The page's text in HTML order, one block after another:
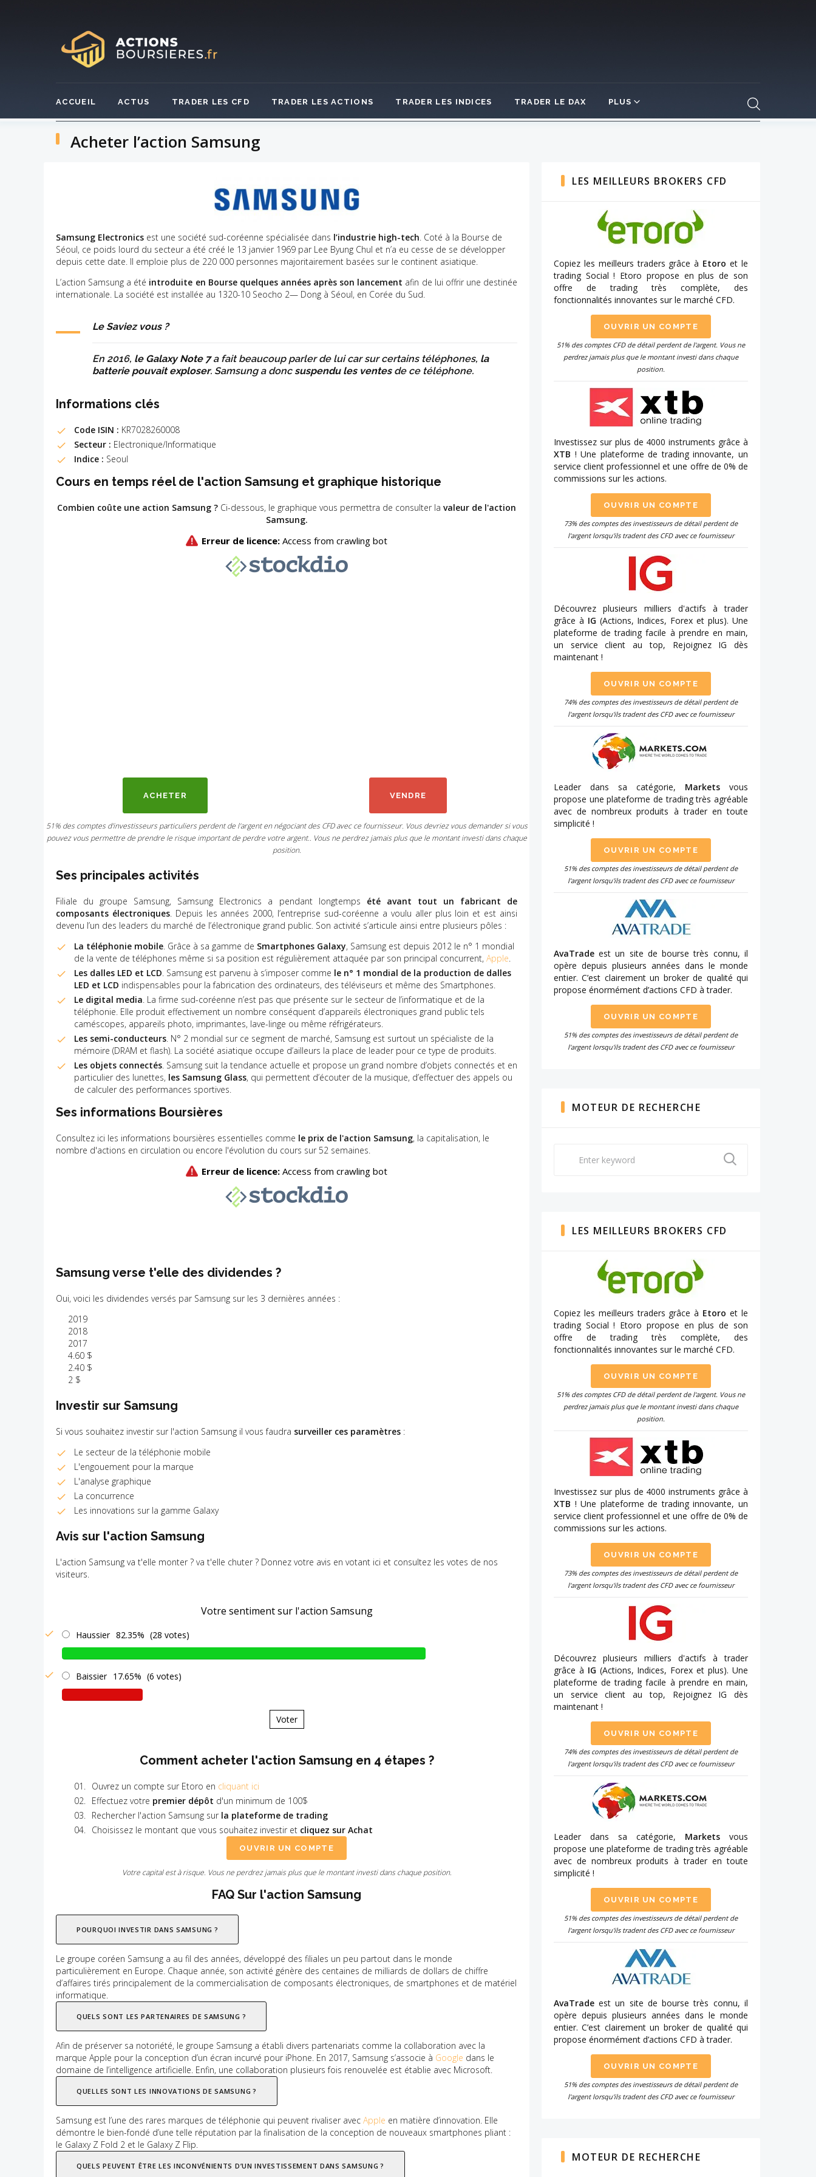
ACCUEIL ACTUS TRADER LES CFD TRADER LES ACTIONS TRADER LES INDICES TRADER LE DAX PLUS
Acheter l’action Samsung
Samsung Electronics est une société sud-coréenne spécialisée dans l’industrie high-tech. Coté à la Bourse de
Séoul, ce poids lourd du secteur a été créé le 13 janvier 1969 par Lee Byung Chul et n’a eu cesse de se développer
depuis cette date. Il emploie plus de 220 000 personnes majoritairement basées sur le continent asiatique.
L’action Samsung a été introduite en Bourse quelques années après son lancement afin de lui offrir une destinée
internationale. La société est installée au 1320-10 Seocho 2— Dong à Séoul, en Corée du Sud.
Le Saviez vous ?
En 2016, le Galaxy Note 7a fait beaucoup parler de lui car sur certains téléphones, la
batterie pouvait exploser. Samsung a doncsuspendu les ventesde ce téléphone.
Informations clés
Code ISIN : KR7028260008
Secteur : Electronique/Informatique
Indice : Seoul
Cours en temps réel de l'action Samsung et graphique historique
Combien coûte une action Samsung ? Ci-dessous, le graphique vous permettra de consulter la valeur de l'action
Samsung.
ACHETER VENDRE
51% des comptes d'investisseurs particuliers perdent de l'argent en négociant des CFD avec ce fournisseur. Vous devriez vous demander si vous
pouvez vous permettre de prendre le risque important de perdre votre argent.. Vous ne perdrez jamais plus que le montant investi dans chaque
position.
Ses principales activités
Filiale du groupe Samsung, Samsung Electronics a pendant longtemps été avant tout un fabricant de
composants électroniques. Depuis les années 2000, l’entreprise sud-coréenne a voulu aller plus loin et est ainsi
devenu l’un des leaders du marché de l’électronique grand public. Son activité s’articule ainsi entre plusieurs pôles :
La téléphonie mobile. Grâce à sa gamme de Smartphones Galaxy, Samsung est depuis 2012 le n° 1 mondial
de la vente de téléphones même si sa position est régulièrement attaquée par son principal concurrent, Apple.
Les dalles LED et LCD. Samsung est parvenu à s’imposer comme le n° 1 mondial de la production de dalles
LED et LCD indispensables pour la fabrication des ordinateurs, des téléviseurs et même des Smartphones.
Le digital media. La firme sud-coréenne n’est pas que présente sur le secteur de l’informatique et de la
téléphonie. Elle produit effectivement un nombre conséquent d’appareils électroniques grand public tels
caméscopes, appareils photo, imprimantes, lave-linge ou même réfrigérateurs.
Les semi-conducteurs. N° 2 mondial sur ce segment de marché, Samsung est surtout un spécialiste de la
mémoire (DRAM et flash). La société asiatique occupe d’ailleurs la place de leader pour ce type de produits.
Les objets connectés. Samsung suit la tendance actuelle et propose un grand nombre d’objets connectés et en
particulier des lunettes, les Samsung Glass, qui permettent d’écouter de la musique, d’effectuer des appels ou
de calculer des performances sportives.
Ses informations Boursières
Consultez ici les informations boursières essentielles comme le prix de l'action Samsung, la capitalisation, le
nombre d'actions en circulation ou encore l'évolution du cours sur 52 semaines.
Samsung verse t'elle des dividendes ?
Oui, voici les dividendes versés par Samsung sur les 3 dernières années :
2019
2018
2017
4.60 $
2.40 $
2 $
Investir sur Samsung
Si vous souhaitez investir sur l'action Samsung il vous faudra surveiller ces paramètres :
Le secteur de la téléphonie mobile
L'engouement pour la marque
L'analyse graphique
La concurrence
Les innovations sur la gamme Galaxy
Avis sur l'action Samsung
L'action Samsung va t'elle monter ? va t'elle chuter ? Donnez votre avis en votant ici et consultez les votes de nos
visiteurs.
Votre sentiment sur l'action Samsung
Haussier 82.35% (28 votes)
Baissier 17.65% (6 votes)
Voter
Comment acheter l'action Samsung en 4 étapes ?
Ouvrez un compte sur Etoro en cliquant ici
Effectuez votre premier dépôt d'un minimum de 100$
Rechercher l'action Samsung sur la plateforme de trading
Choisissez le montant que vous souhaitez investir et cliquez sur Achat
OUVRIR UN COMPTE
Votre capital est à risque. Vous ne perdrez jamais plus que le montant investi dans chaque position.
FAQ Sur l'action Samsung
POURQUOI INVESTIR DANS SAMSUNG ?
Le groupe coréen Samsung a au fil des années, développé des filiales un peu partout dans le monde
particulièrement en Europe. Chaque année, son activité génère des centaines de milliards de dollars de chiffre
d’affaires tirés principalement de la commercialisation de composants électroniques, de smartphones et de matériel
informatique.
QUELS SONT LES PARTENAIRES DE SAMSUNG ?
Afin de préserver sa notoriété, le groupe Samsung a établi divers partenariats comme la collaboration avec la
marque Apple pour la conception d’un écran incurvé pour iPhone. En 2017, Samsung s’associe à Google dans le
domaine de l’intelligence artificielle. Enfin, une collaboration plusieurs fois renouvelée est établie avec Microsoft.
QUELLES SONT LES INNOVATIONS DE SAMSUNG ?
Samsung est l’une des rares marques de téléphonie qui peuvent rivaliser avec Apple en matière d’innovation. Elle
démontre le bien-fondé d’une telle réputation par la finalisation de la conception de nouveaux smartphones pliant :
le Galaxy Z Fold 2 et le Galaxy Z Flip.
QUELS PEUVENT ÊTRE LES INCONVÉNIENTS D’UN INVESTISSEMENT DANS SAMSUNG ?
LES MEILLEURS BROKERS CFD
Copiez les meilleurs traders grâce à Etoro et le
trading Social ! Etoro propose en plus de son
offre de trading très complète, des
fonctionnalités innovantes sur le marché CFD.
OUVRIR UN COMPTE
51% des comptes CFD de détail perdent de l'argent. Vous ne
perdrez jamais plus que le montant investi dans chaque
position.
Investissez sur plus de 4000 instruments grâce à
XTB ! Une plateforme de trading innovante, un
service client professionnel et une offre de 0% de
commissions sur les actions.
OUVRIR UN COMPTE
73% des comptes des investisseurs de détail perdent de
l'argent lorsqu'ils tradent des CFD avec ce fournisseur
Découvrez plusieurs milliers d'actifs à trader
grâce à IG (Actions, Indices, Forex et plus). Une
plateforme de trading facile à prendre en main,
un service client au top, Rejoignez IG dès
maintenant !
OUVRIR UN COMPTE
74% des comptes des investisseurs de détail perdent de
l'argent lorsqu'ils tradent des CFD avec ce fournisseur
Leader dans sa catégorie, Markets vous
propose une plateforme de trading très agréable
avec de nombreux produits à trader en toute
simplicité !
OUVRIR UN COMPTE
51% des comptes des investisseurs de détail perdent de
l'argent lorsqu'ils tradent des CFD avec ce fournisseur
AvaTrade est un site de bourse très connu, il
opère depuis plusieurs années dans le monde
entier. C’est clairement un broker de qualité qui
propose énormément d’actions CFD à trader.
OUVRIR UN COMPTE
51% des comptes des investisseurs de détail perdent de
l'argent lorsqu'ils tradent des CFD avec ce fournisseur
MOTEUR DE RECHERCHE
LES MEILLEURS BROKERS CFD
Copiez les meilleurs traders grâce à Etoro et le
trading Social ! Etoro propose en plus de son
offre de trading très complète, des
fonctionnalités innovantes sur le marché CFD.
OUVRIR UN COMPTE
51% des comptes CFD de détail perdent de l'argent. Vous ne
perdrez jamais plus que le montant investi dans chaque
position.
Investissez sur plus de 4000 instruments grâce à
XTB ! Une plateforme de trading innovante, un
service client professionnel et une offre de 0% de
commissions sur les actions.
OUVRIR UN COMPTE
73% des comptes des investisseurs de détail perdent de
l'argent lorsqu'ils tradent des CFD avec ce fournisseur
Découvrez plusieurs milliers d'actifs à trader
grâce à IG (Actions, Indices, Forex et plus). Une
plateforme de trading facile à prendre en main,
un service client au top, Rejoignez IG dès
maintenant !
OUVRIR UN COMPTE
74% des comptes des investisseurs de détail perdent de
l'argent lorsqu'ils tradent des CFD avec ce fournisseur
Leader dans sa catégorie, Markets vous
propose une plateforme de trading très agréable
avec de nombreux produits à trader en toute
simplicité !
OUVRIR UN COMPTE
51% des comptes des investisseurs de détail perdent de
l'argent lorsqu'ils tradent des CFD avec ce fournisseur
AvaTrade est un site de bourse très connu, il
opère depuis plusieurs années dans le monde
entier. C’est clairement un broker de qualité qui
propose énormément d’actions CFD à trader.
OUVRIR UN COMPTE
51% des comptes des investisseurs de détail perdent de
l'argent lorsqu'ils tradent des CFD avec ce fournisseur
MOTEUR DE RECHERCHE